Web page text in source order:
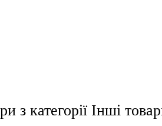
з категорії Інші